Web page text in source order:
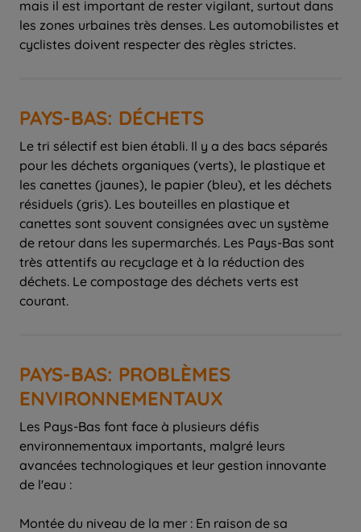
mais il est important de rester vigilant, surtout dans
les zones urbaines très denses. Les automobilistes et
cyclistes doivent respecter des règles strictes.
PAYS-BAS: DÉCHETS
Le tri sélectif est bien établi. Il y a des bacs séparés
pour les déchets organiques (verts), le plastique et
les canettes (jaunes), le papier (bleu), et les déchets
résiduels (gris). Les bouteilles en plastique et
canettes sont souvent consignées avec un système
de retour dans les supermarchés. Les Pays-Bas sont
très attentifs au recyclage et à la réduction des
déchets. Le compostage des déchets verts est
courant.
PAYS-BAS: PROBLÈMES
ENVIRONNEMENTAUX
Les Pays-Bas font face à plusieurs défis
environnementaux importants, malgré leurs
avancées technologiques et leur gestion innovante
de l'eau :
Montée du niveau de la mer : En raison de sa